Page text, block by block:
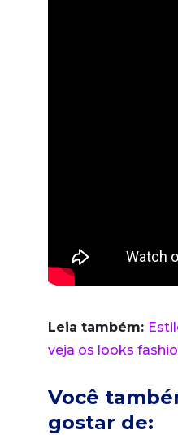
Leia também:
veja os looks
Você
gostar de: